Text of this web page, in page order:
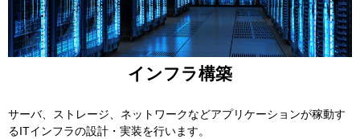
インフラ構築
サーバ、ストレージ、ネットワークなどアプリケーションが稼動す
るITインフラの設計・実装を行います。